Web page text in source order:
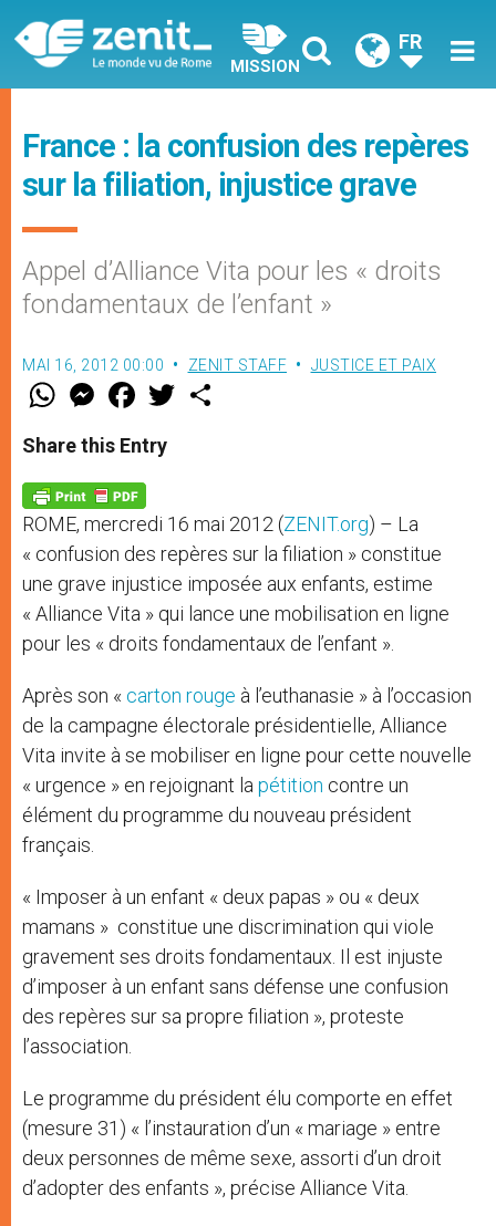
MISSION
FR
France : la confusion des repères
sur la filiation, injustice grave
Appel d’Alliance Vita pour les « droits
fondamentaux de l’enfant »
MAI 16, 2012 00:00 ZENIT STAFF JUSTICE ET PAIX
W
t
s
p
p
M
e
s
e
g
e
r
F
a
e
b
o
k
w
Share this Entry
ROME, mercredi 16 mai 2012 (ZENIT.org) – La
« confusion des repères sur la filiation » constitue
une grave injustice imposée aux enfants, estime
« Alliance Vita » qui lance une mobilisation en ligne
pour les « droits fondamentaux de l’enfant ».
Après son « carton rouge à l’euthanasie » à l’occasion
de la campagne électorale présidentielle, Alliance
Vita invite à se mobiliser en ligne pour cette nouvelle
« urgence » en rejoignant la pétition contre un
élément du programme du nouveau président
français.
« Imposer à un enfant « deux papas » ou « deux
mamans » constitue une discrimination qui viole
gravement ses droits fondamentaux. Il est injuste
d’imposer à un enfant sans défense une confusion
des repères sur sa propre filiation », proteste
l’association.
Le programme du président élu comporte en effet
(mesure 31) « l’instauration d’un « mariage » entre
deux personnes de même sexe, assorti d’un droit
d’adopter des enfants », précise Alliance Vita.